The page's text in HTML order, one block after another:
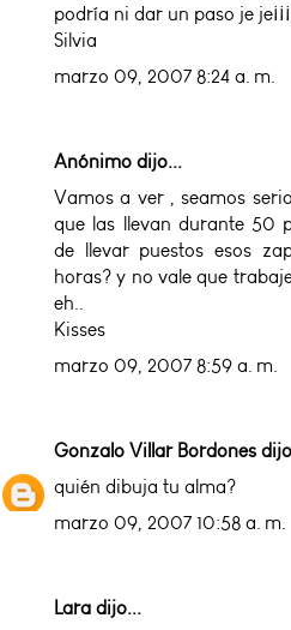
podría ni dar un paso je je¡¡¡
Silvia
marzo 09, 2007 8:24 a. m.
Anónimo dijo...
Vamos a ver , seamos
que las llevan durante 50
de llevar puestos esos
horas? y no vale que
eh..
Kisses
marzo 09, 2007 8:59 a. m.
Gonzalo Villar Bordones
quién dibuja tu alma?
marzo 09, 2007 10:58 a. m.
Lara dijo...